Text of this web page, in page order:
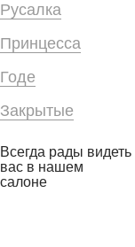
Русалка
Принцесса
Годе
Закрытые
Всегда рады видеть
вас в нашем
салоне